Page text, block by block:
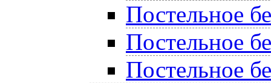
Постельное
Постельное
Постельное